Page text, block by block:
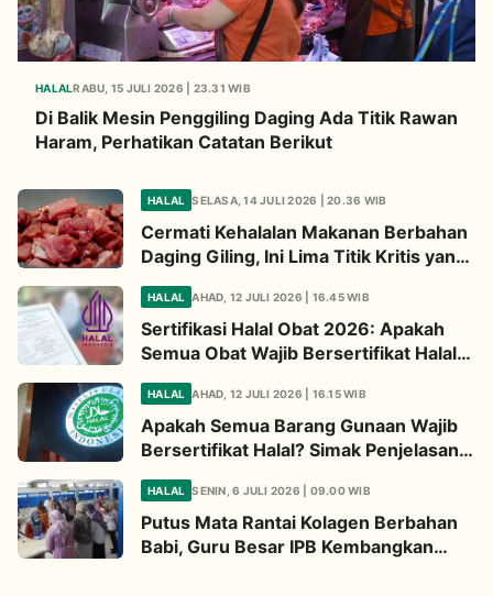
HALALRABU, 15 JULI 2026 | 23.31 WIB
Di Balik Mesin Penggiling Daging Ada Titik Rawan
Haram, Perhatikan Catatan Berikut
HALAL SELASA, 14 JULI 2026 | 20.36 WIB
Cermati Kehalalan Makanan Berbahan
Daging Giling, Ini Lima Titik Kritis yang
HALAL AHAD, 12 JULI 2026 | 16.45 WIB
Sertifikasi Halal Obat 2026: Apakah
Semua Obat Wajib Bersertifikat Halal?
HALAL AHAD, 12 JULI 2026 | 16.15 WIB
Apakah Semua Barang Gunaan Wajib
Bersertifikat Halal? Simak Penjelasan
HALAL SENIN, 6 JULI 2026 | 09.00 WIB
Putus Mata Rantai Kolagen Berbahan
Babi, Guru Besar IPB Kembangkan